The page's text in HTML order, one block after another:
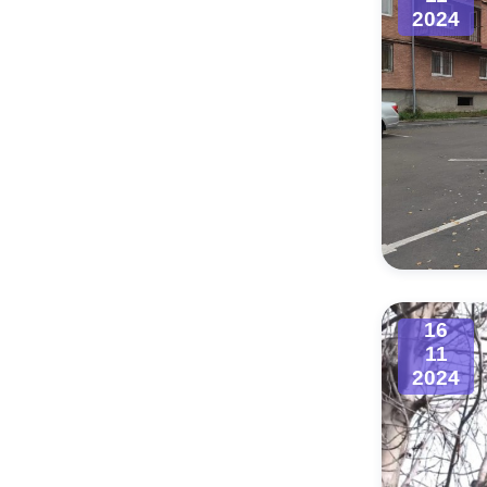
2024
16
11
2024